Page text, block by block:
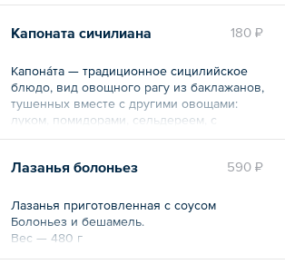
180 ₽
Капоната сичилиана
Капона́та — традиционное сицилийское
блюдо, вид овощного рагу из баклажанов,
тушенных вместе с другими овощами:
луком, помидорами, сельдереем, с
добавлением оливок и каперсов и
Вес — 100 г
590 ₽
Лазанья болоньез
Лазанья приготовленная с соусом
Болоньез и бешамель.
Вес — 480 г